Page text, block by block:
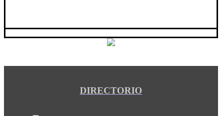
DIRECTORIO